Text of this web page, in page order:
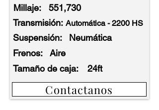
Millaje:
551,730
Transmisión: Automática - 2200 HS
Suspensión:
Neumática
Frenos:
Aire
Tamaño de caja:
24ft
Contactanos